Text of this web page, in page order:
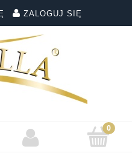
ZALOGUJ SIĘ